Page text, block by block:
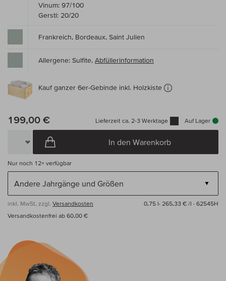
Vinum: 97/100
Gerstl: 20/20
Frankreich, Bordeaux, Saint Julien
Allergene: Sulfite, Abfüllerinformation
Kauf ganzer 6er-Gebinde inkl. Holzkiste
199,00 € Lieferzeit ca. 2-3 Werktage Auf Lager
In den Warenkorb
Nur noch 12× verfügbar
inkl. MwSt, zzgl. Versandkosten 0,75 l· 265,33 € /l · 62545H
Versandkostenfrei ab 60,00 €